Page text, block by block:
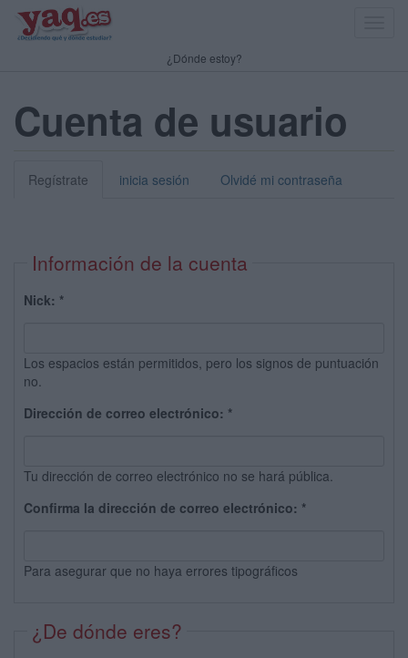
¿Dónde estoy?
Cuenta de usuario
Regístrate inicia sesión Olvidé mi contraseña
Información de la cuenta
Nick: *
Los espacios están permitidos, pero los signos de puntuación
no.
Dirección de correo electrónico: *
Tu dirección de correo electrónico no se hará pública.
Confirma la dirección de correo electrónico: *
Para asegurar que no haya errores tipográficos
¿De dónde eres?